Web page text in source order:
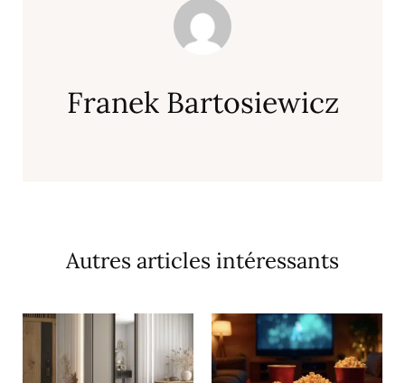
Franek Bartosiewicz
Autres articles intéressants